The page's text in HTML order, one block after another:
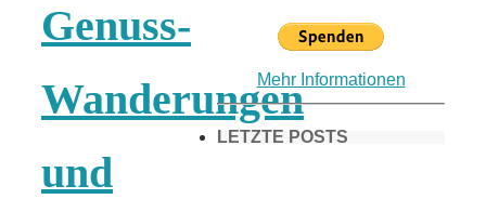
Genuss-
Wanderungen
und
Mehr Informationen
LETZTE POSTS